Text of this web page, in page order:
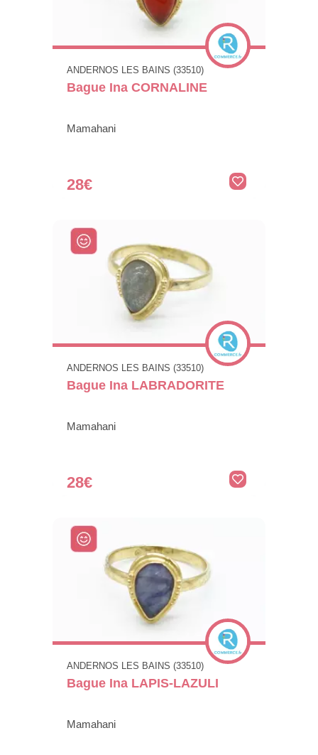
ANDERNOS LES BAINS (33510)
Bague Ina CORNALINE
Mamahani
28€
ANDERNOS LES BAINS (33510)
Bague Ina LABRADORITE
Mamahani
28€
ANDERNOS LES BAINS (33510)
Bague Ina LAPIS-LAZULI
Mamahani